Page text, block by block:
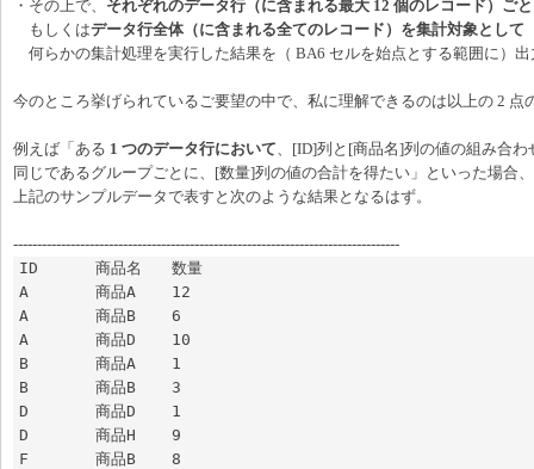
・その上で、 それぞれのデータ行（に含まれる最大 12 個のレコード）ご
もしくはデータ行全体（に含まれる全てのレコード）を集計対象として
何らかの集計処理を実行した結果を（ BA6 セルを始点とする範囲に）出
今のところ挙げられているご要望の中で、私に理解できるのは以上の 2 点
例えば「ある 1 つのデータ行において 、[ID]列と[商品名]列の値の組み合わ
同じであるグループごとに、[数量]列の値の合計を得たい」といった場合、
上記のサンプルデータで表すと次のような結果となるはず。
---------------------------------------------------------------------------------
ID	商品名	数量
A	商品A	12
A	商品B	6
A	商品D	10
B	商品A	1
B	商品B	3
D	商品D	1
D	商品H	9
F	商品B	8